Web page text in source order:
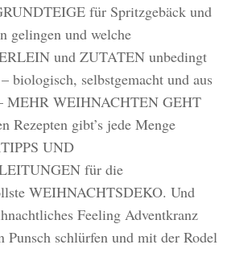
für Spritzgebäck und
gelingen und welche
und ZUTATEN unbedingt
biologisch, selbstgemacht und aus
MEHR WEIHNACHTEN GEHT
Rezepten gibt’s jede Menge
UND
für die
WEIHNACHTSDEKO. Und
Feeling Adventkranz
Punsch schlürfen und mit der Rodel